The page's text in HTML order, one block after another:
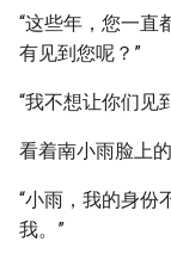
“这些年，您一直
有见到您呢？”
“我不想让你们见
看着南小雨脸上
“小雨，我的身份
我。”